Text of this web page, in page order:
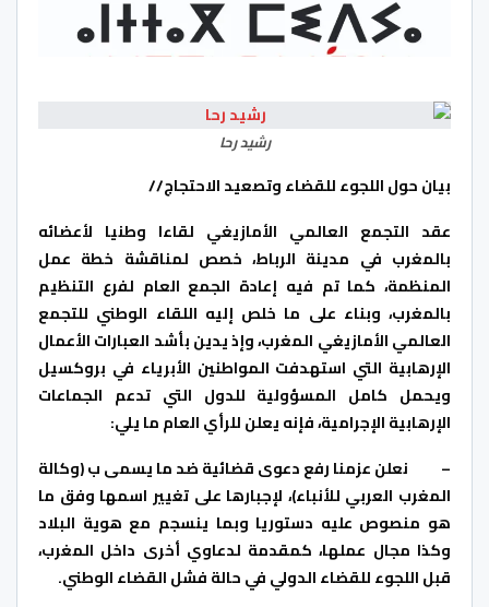
رشيد رحا
بيان حول اللجوء للقضاء وتصعيد الاحتجاج//
عقد التجمع العالمي الأمازيغي لقاءا وطنيا لأعضائه
بالمغرب في مدينة الرباط، خصص لمناقشة خطة عمل
المنظمة، كما تم فيه إعادة الجمع العام لفرع التنظيم
بالمغرب، وبناء على ما خلص إليه اللقاء الوطني للتجمع
العالمي الأمازيغي المغرب، وإذ يدين بأشد العبارات الأعمال
الإرهابية التي استهدفت المواطنين الأبرياء في بروكسيل
ويحمل كامل المسؤولية للدول التي تدعم الجماعات
الإرهابية الإجرامية، فإنه يعلن للرأي العام ما يلي:
– نعلن عزمنا رفع دعوى قضائية ضد ما يسمى ب (وكالة
المغرب العربي للأنباء)، لإجبارها على تغيير اسمها وفق ما
هو منصوص عليه دستوريا وبما ينسجم مع هوية البلاد
وكذا مجال عملها، كمقدمة لدعاوي أخرى داخل المغرب،
قبل اللجوء للقضاء الدولي في حالة فشل القضاء الوطني.